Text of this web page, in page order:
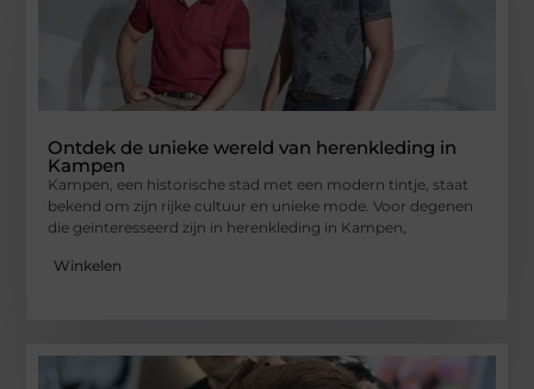
Ontdek de unieke wereld van herenkleding in
Kampen
Kampen, een historische stad met een modern tintje, staat
bekend om zijn rijke cultuur en unieke mode. Voor degenen
die geïnteresseerd zijn in herenkleding in Kampen,
Winkelen